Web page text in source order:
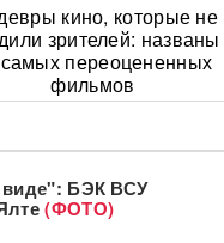
кино, которые не
зрителей: названы
переоцененных
фильмов
виде": БЭК ВСУ
(ФОТО)